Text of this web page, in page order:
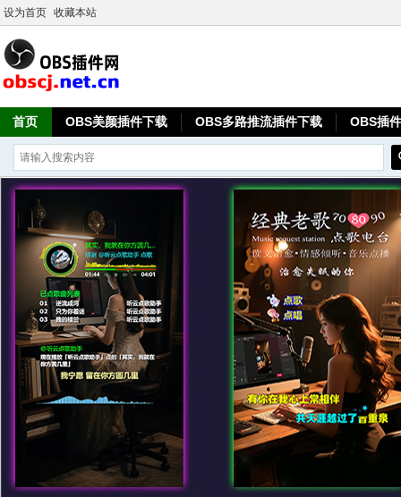
设为首页 收藏本站
首页 OBS美颜插件下载 OBS多路推流插件下载 OBS插